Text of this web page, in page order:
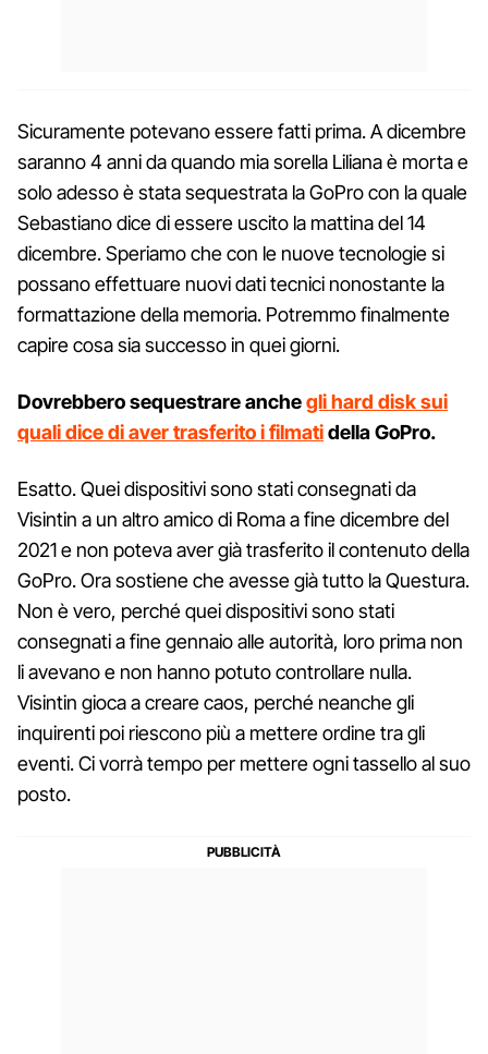
Sicuramente potevano essere fatti prima. A dicembre
saranno 4 anni da quando mia sorella Liliana è morta e
solo adesso è stata sequestrata la GoPro con la quale
Sebastiano dice di essere uscito la mattina del 14
dicembre. Speriamo che con le nuove tecnologie si
possano effettuare nuovi dati tecnici nonostante la
formattazione della memoria. Potremmo finalmente
capire cosa sia successo in quei giorni.
Dovrebbero sequestrare anchegli hard disk sui
quali dice di aver trasferito i filmatidella GoPro.
Esatto. Quei dispositivi sono stati consegnati da
Visintin a un altro amico di Roma a fine dicembre del
2021 e non poteva aver già trasferito il contenuto della
GoPro. Ora sostiene che avesse già tutto la Questura.
Non è vero, perché quei dispositivi sono stati
consegnati a fine gennaio alle autorità, loro prima non
li avevano e non hanno potuto controllare nulla.
Visintin gioca a creare caos, perché neanche gli
inquirenti poi riescono più a mettere ordine tra gli
eventi. Ci vorrà tempo per mettere ogni tassello al suo
posto.